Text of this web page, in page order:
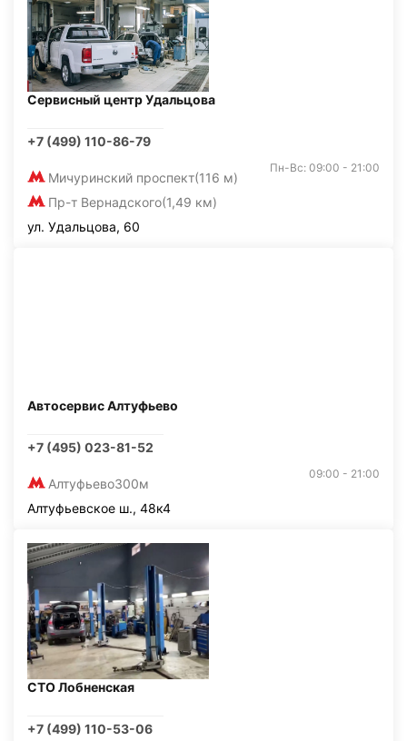
Сервисный центр Удальцова
+7 (499) 110-86-79
Мичуринский проспект(116 м)
Пр-т Вернадского(1,49 км)
Пн-Вс: 09:00 - 21:00
ул. Удальцова, 60
Автосервис Алтуфьево
+7 (495) 023-81-52
Алтуфьево300м
09:00 - 21:00
Алтуфьевское ш., 48к4
СТО Лобненская
+7 (499) 110-53-06